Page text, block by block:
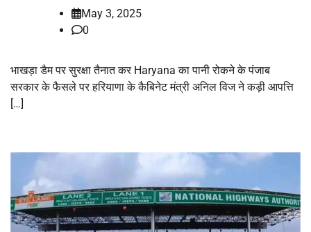
May 3, 2025
0
भाखड़ा डैम पर सुरक्षा तैनात कर Haryana का पानी रोकने के पंजाब
सरकार के फैसले पर हरियाणा के कैबिनेट मंत्री अनिल विज ने कड़ी आपत्ति
[…]